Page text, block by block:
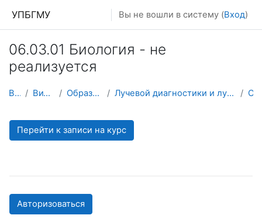
УПБГМУ Вы не вошли в систему (Вход)
06.03.01 Биология - не
реализуется
В начало Витрина курсов 3KL Образование 2025-2026 уч.год Лучевой диагностики и лучевой терапии, ядерной медицины и радиотерапии с курсами ИДПО
Перейти к записи на курс
Авторизоваться